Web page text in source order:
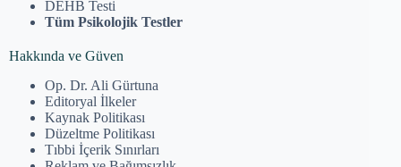
DEHB Testi
Tüm Psikolojik Testler
Hakkında ve Güven
Op. Dr. Ali Gürtuna
Editoryal İlkeler
Kaynak Politikası
Düzeltme Politikası
Tıbbi İçerik Sınırları